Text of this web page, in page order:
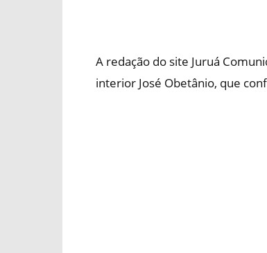
A redação do site Juruá
interior José Obetânio, que